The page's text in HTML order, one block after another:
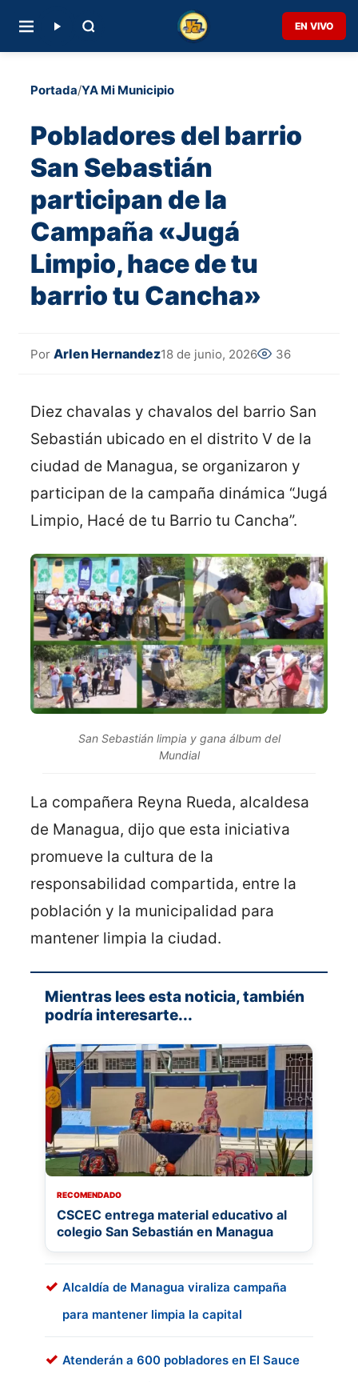
EN VIVO
Portada/YA Mi Municipio
Pobladores del barrio
San Sebastián
participan de la
Campaña «Jugá
Limpio, hace de tu
barrio tu Cancha»
Por Arlen Hernandez18 de junio, 2026 36
Diez chavalas y chavalos del barrio San
Sebastián ubicado en el distrito V de la
ciudad de Managua, se organizaron y
participan de la campaña dinámica “Jugá
Limpio, Hacé de tu Barrio tu Cancha”.
San Sebastián limpia y gana álbum del
Mundial
La compañera Reyna Rueda, alcaldesa
de Managua, dijo que esta iniciativa
promueve la cultura de la
responsabilidad compartida, entre la
población y la municipalidad para
mantener limpia la ciudad.
Mientras lees esta noticia, también
podría interesarte...
RECOMENDADO
CSCEC entrega material educativo al
colegio San Sebastián en Managua
Alcaldía de Managua viraliza campaña
para mantener limpia la capital
Atenderán a 600 pobladores en El Sauce